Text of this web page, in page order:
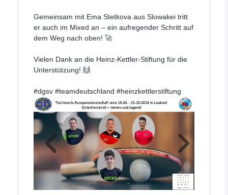
Gemeinsam mit Ema Stetkova aus Slowakei tritt
er auch im Mixed an – ein aufregender Schritt auf
dem Weg nach oben! 🚀
Vielen Dank an die Heinz-Kettler-Stiftung für die
Unterstützung! 🙌
#dgsv #teamdeutschland #heinzkettlerstiftung